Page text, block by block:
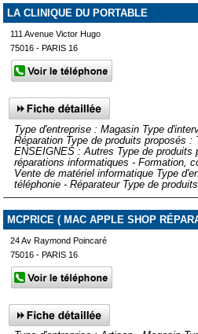
LA CLINIQUE DU PORTABLE
111 Avenue Victor Hugo
75016 - PARIS 16
Type d'entreprise : Magasin Type
Réparation Type de produits proposés :
ENSEIGNES : Autres Type de produits
réparations informatiques - Formation,
Vente de matériel informatique Type
téléphonie - Réparateur Type de produits
MCPRICE ( MAC APPLE SHOP
24 Av Raymond Poincaré
75016 - PARIS 16